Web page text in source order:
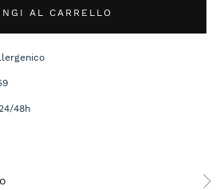
AL CARRELLO
48h